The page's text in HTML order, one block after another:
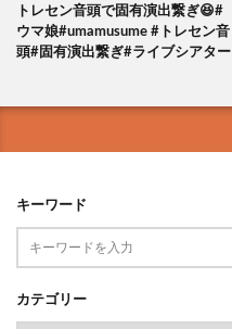
トレセン音頭で固有演出繋ぎ😆#
ウマ娘#umamusume #トレセン音
頭#固有演出繋ぎ#ライブシアター
キーワード
カテゴリー